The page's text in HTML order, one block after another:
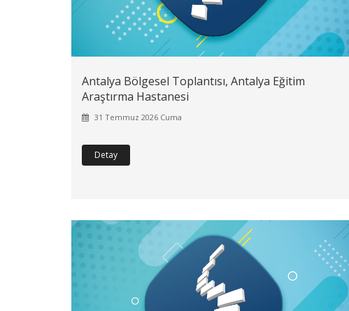
Antalya Bölgesel Toplantısı, Antalya Eğitim
Araştırma Hastanesi
31 Temmuz 2026 Cuma
Detay